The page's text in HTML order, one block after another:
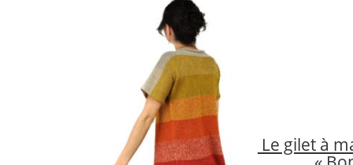
Le gilet à